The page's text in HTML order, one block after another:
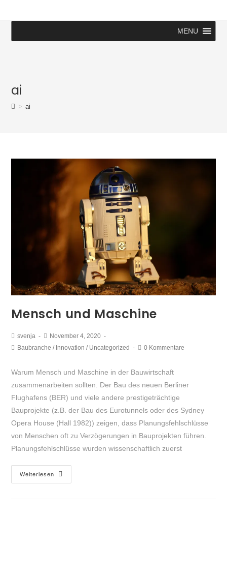
MENU
ai
> ai
Mensch und Maschine
svenja
November 4, 2020
Baubranche / Innovation / Uncategorized 0 Kommentare
Warum Mensch und Maschine in der Bauwirtschaft
zusammenarbeiten sollten. Der Bau des neuen Berliner
Flughafens (BER) und viele andere prestigeträchtige
Bauprojekte (z.B. der Bau des Eurotunnels oder des Sydney
Opera House (Hall 1982)) zeigen, dass Planungsfehlschlüsse
von Menschen oft zu Verzögerungen in Bauprojekten führen.
Planungsfehlschlüsse wurden wissenschaftlich zuerst
Weiterlesen